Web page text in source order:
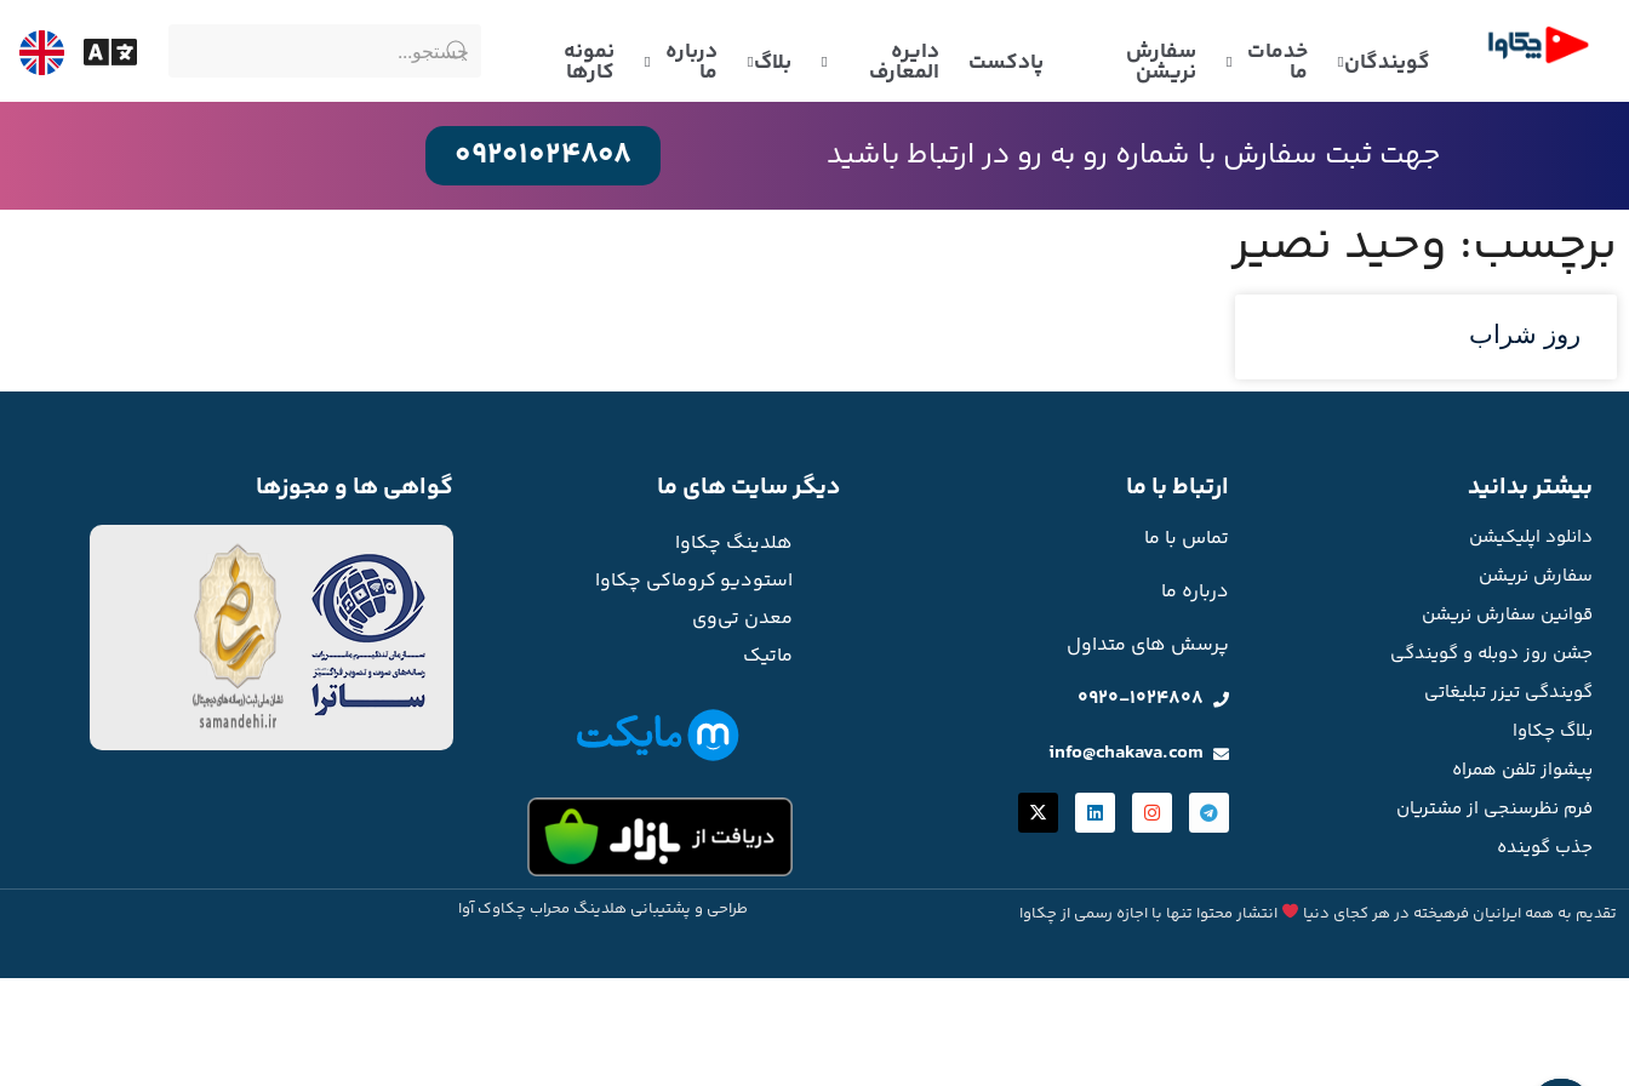
گویندگان خدمات
ما
سفارش
نریشن پادکست دایره
المعارف بلاگ درباره
ما
نمونه
کارها
جهت ثبت سفارش با شماره رو به رو در ارتباط باشید 09201024808
برچسب: وحید نصیر
روز شراب
بیشتر بدانید
دانلود اپلیکیشن
سفارش نریشن
قوانین سفارش نریشن
جشن روز دوبله و گویندگی
گویندگی تیزر تبلیغاتی
بلاگ چکاوا
پیشواز تلفن همراه
فرم نظرسنجی از مشتریان
جذب گوینده
ارتباط با ما
تماس با ما
درباره ما
پرسش های متداول
0920-1024808
info@chakava.com
دیگر سایت های ما
هلدینگ چکاوا
استودیو کروماکی چکاوا
معدن تی‌وی
ماتیک
گواهی ها و مجوزها
تقدیم به همه ایرانیان فرهیخته در هر کجای دنیا انتشار محتوا تنها با اجازه رسمی از چکاوا طراحی و پشتیبانی هلدینگ محراب چکاوک آوا